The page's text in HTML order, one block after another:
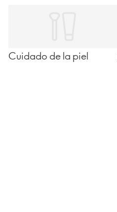
Cuidado de la piel